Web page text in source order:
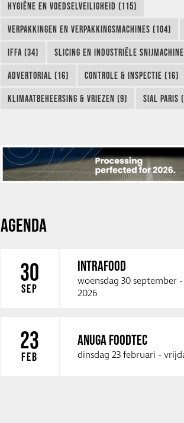
HYGIËNE EN VOEDSELVEILIGHEID (115)
VERPAKKINGEN EN VERPAKKINGSMACHINES (104)
IFFA (34) SLICING EN INDUSTRIËLE
ADVERTORIAL (16) CONTROLE & INSPECTIE (16)
KLIMAATBEHEERSING & VRIEZEN (9) SIAL PARIS
AGENDA
30
SEP
INTRAFOOD
woensdag 30 september -
2026
23
FEB
ANUGA FOODTEC
dinsdag 23 februari -